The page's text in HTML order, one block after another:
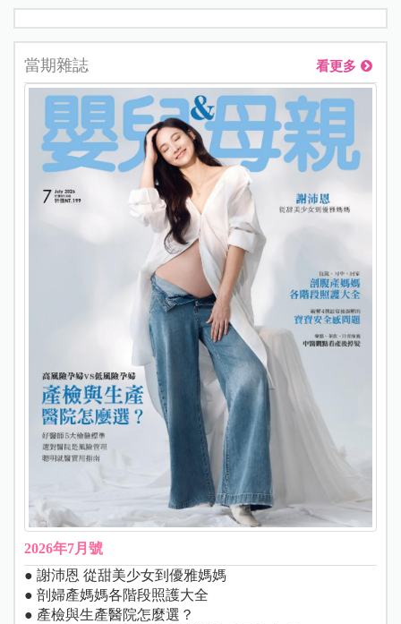
當期雜誌 看更多
2026年7月號
● 謝沛恩 從甜美少女到優雅媽媽
● 剖婦產媽媽各階段照護大全
● 產檢與生產醫院怎麼選？